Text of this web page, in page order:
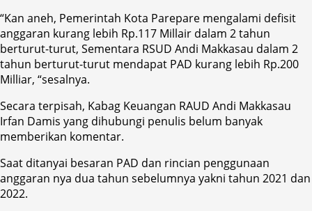
“Kan aneh, Pemerintah Kota Parepare mengalami defisit
anggaran kurang lebih Rp.117 Millair dalam 2 tahun
berturut-turut, Sementara RSUD Andi Makkasau dalam 2
tahun berturut-turut mendapat PAD kurang lebih Rp.200
Milliar, “sesalnya.
Secara terpisah, Kabag Keuangan RAUD Andi Makkasau
Irfan Damis yang dihubungi penulis belum banyak
memberikan komentar.
Saat ditanyai besaran PAD dan rincian penggunaan
anggaran nya dua tahun sebelumnya yakni tahun 2021 dan
2022.